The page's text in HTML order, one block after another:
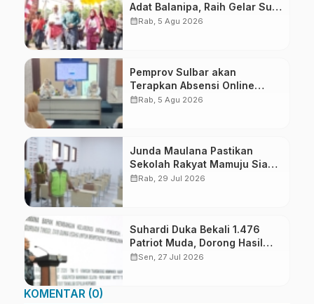
Adat Balanipa, Raih Gelar Sulo
Tappidena
calendar_monthRab, 5 Agu 2026
Pemprov Sulbar akan
Terapkan Absensi Online
untuk ASN
calendar_monthRab, 5 Agu 2026
Junda Maulana Pastikan
Sekolah Rakyat Mamuju Siap
Digunakan
calendar_monthRab, 29 Jul 2026
Suhardi Duka Bekali 1.476
Patriot Muda, Dorong Hasil
Riset Jadi Dasar Kebijakan
calendar_monthSen, 27 Jul 2026
KOMENTAR (0)